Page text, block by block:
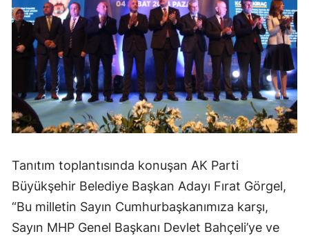
Tanıtım toplantısında konuşan AK Parti
Büyükşehir Belediye Başkan Adayı Fırat Görgel,
“Bu milletin Sayın Cumhurbaşkanımıza karşı,
Sayın MHP Genel Başkanı Devlet Bahçeli’ye ve